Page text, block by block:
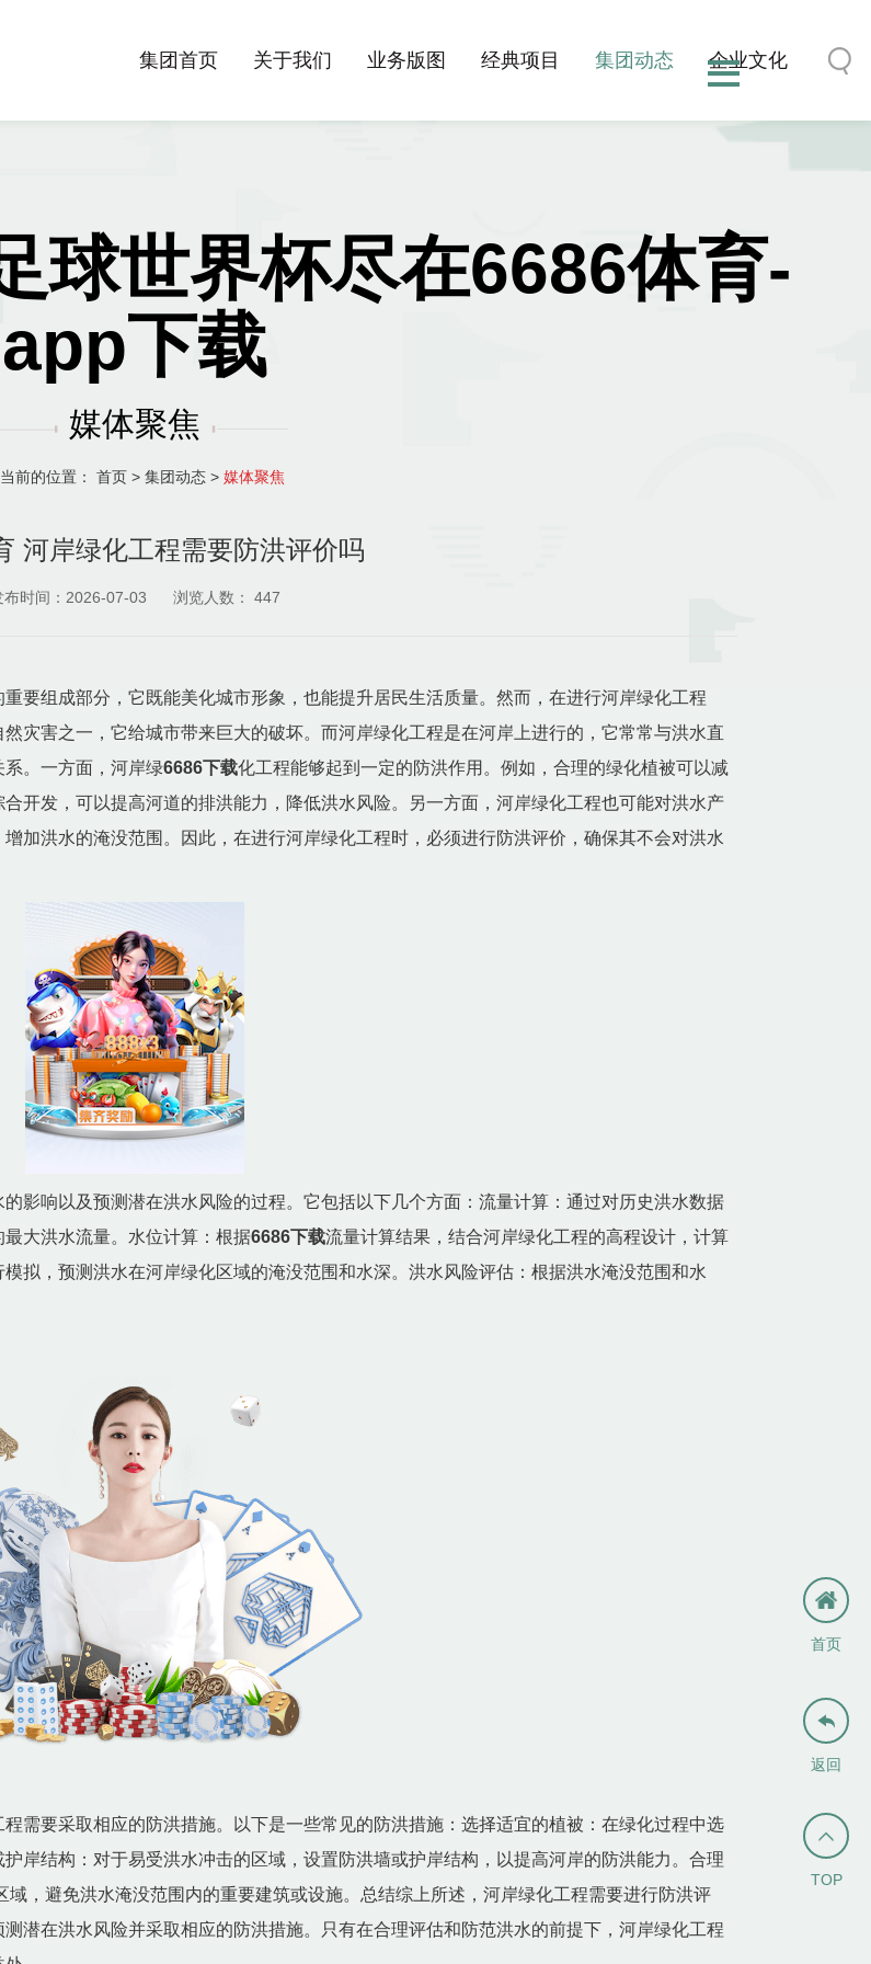
集团首页 关于我们 业务版图 经典项目 集团动态 企业文化
球世界杯尽在6686体育-
app下载
媒体聚焦
前的位置： 首页 > 集团动态 > 媒体聚焦
河岸绿化工程需要防洪评价吗
布时间：2026-07-03 浏览人数： 447
要组成部分，它既能美化城市形象，也能提升居民生活质量。然而，在进行河岸绿化工程
灾害之一，它给城市带来巨大的破坏。而河岸绿化工程是在河岸上进行的，它常常与洪水直
。一方面，河岸绿6686下载化工程能够起到一定的防洪作用。例如，合理的绿化植被可以减
开发，可以提高河道的排洪能力，降低洪水风险。另一方面，河岸绿化工程也可能对洪水产
加洪水的淹没范围。因此，在进行河岸绿化工程时，必须进行防洪评价，确保其不会对洪水
影响以及预测潜在洪水风险的过程。它包括以下几个方面：流量计算：通过对历史洪水数据
大洪水流量。水位计算：根据6686下载流量计算结果，结合河岸绿化工程的高程设计，计算
拟，预测洪水在河岸绿化区域的淹没范围和水深。洪水风险评估：根据洪水淹没范围和水
需要采取相应的防洪措施。以下是一些常见的防洪措施：选择适宜的植被：在绿化过程中选
岸结构：对于易受洪水冲击的区域，设置防洪墙或护岸结构，以提高河岸的防洪能力。合理
域，避免洪水淹没范围内的重要建筑或设施。总结综上所述，河岸绿化工程需要进行防洪评
潜在洪水风险并采取相应的防洪措施。只有在合理评估和防范洪水的前提下，河岸绿化工程
首页

TOP

返回